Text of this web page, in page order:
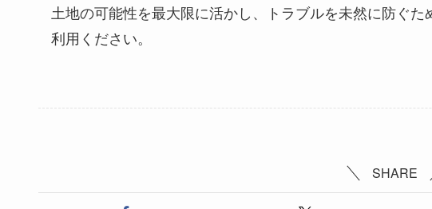
土地の可能性を最大限に活かし、トラブルを未然に防ぐ
利用ください。
SHARE